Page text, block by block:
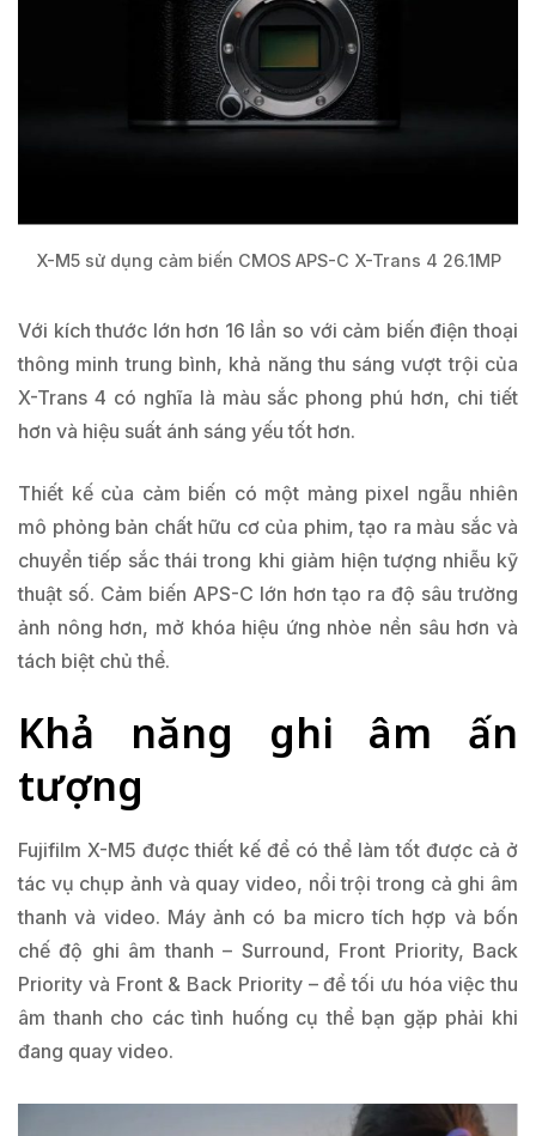
X-M5 sử dụng cảm biến CMOS APS-C X-Trans 4 26.1MP
Với kích thước lớn hơn 16 lần so với cảm biến điện thoại
thông minh trung bình, khả năng thu sáng vượt trội của
X-Trans 4 có nghĩa là màu sắc phong phú hơn, chi tiết
hơn và hiệu suất ánh sáng yếu tốt hơn.
Thiết kế của cảm biến có một mảng pixel ngẫu nhiên
mô phỏng bản chất hữu cơ của phim, tạo ra màu sắc và
chuyển tiếp sắc thái trong khi giảm hiện tượng nhiễu kỹ
thuật số. Cảm biến APS-C lớn hơn tạo ra độ sâu trường
ảnh nông hơn, mở khóa hiệu ứng nhòe nền sâu hơn và
tách biệt chủ thể.
Khả năng ghi âm ấn
tượng
Fujifilm X-M5 được thiết kế để có thể làm tốt được cả ở
tác vụ chụp ảnh và quay video, nổi trội trong cả ghi âm
thanh và video. Máy ảnh có ba micro tích hợp và bốn
chế độ ghi âm thanh – Surround, Front Priority, Back
Priority và Front & Back Priority – để tối ưu hóa việc thu
âm thanh cho các tình huống cụ thể bạn gặp phải khi
đang quay video.